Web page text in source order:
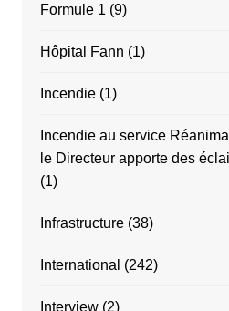
Formule 1 (9)
Hôpital Fann (1)
Incendie(1)
Incendie au service
le Directeur apporte des
(1)
Infrastructure(38)
International (242)
Interview(2)